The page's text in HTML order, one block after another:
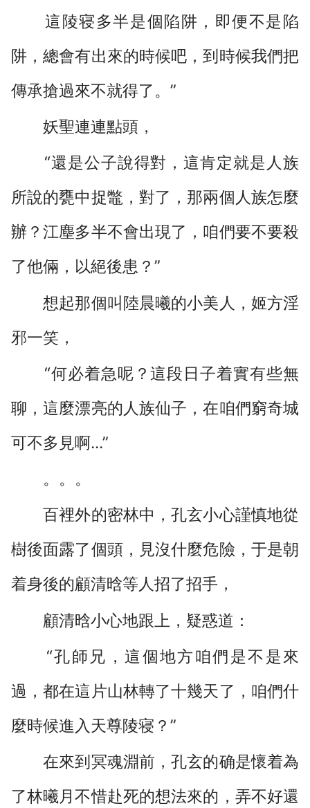
這陵寝多半是個陷阱，即便不是陷
阱，總會有出來的時候吧，到時候我們把
傳承搶過來不就得了。”
妖聖連連點頭，
“還是公子說得對，這肯定就是人族
所說的甕中捉鼈，對了，那兩個人族怎麼
辦？江塵多半不會出現了，咱們要不要殺
了他倆，以絕後患？”
想起那個叫陸晨曦的小美人，姬方淫
邪一笑，
“何必着急呢？這段日子着實有些無
聊，這麼漂亮的人族仙子，在咱們窮奇城
可不多見啊...”
。。。
百裡外的密林中，孔玄小心謹慎地從
樹後面露了個頭，見沒什麼危險，于是朝
着身後的顧清晗等人招了招手，
顧清晗小心地跟上，疑惑道：
“孔師兄，這個地方咱們是不是來
過，都在這片山林轉了十幾天了，咱們什
麼時候進入天尊陵寝？”
在來到冥魂淵前，孔玄的确是懷着為
了林曦月不惜赴死的想法來的，弄不好還